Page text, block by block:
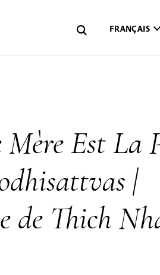
FRANÇAIS
Est La
|
de Thich